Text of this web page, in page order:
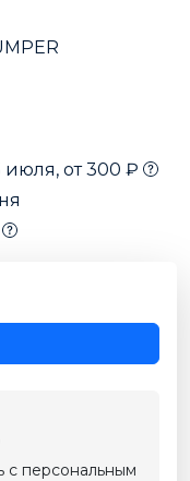
июля, от 300 ₽
с персональным